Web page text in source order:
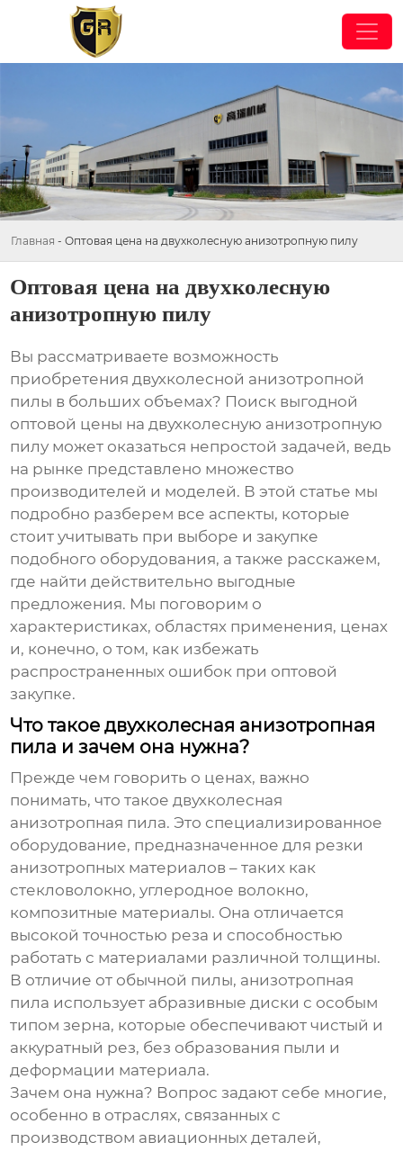
Главная - Оптовая цена на двухколесную анизотропную пилу
Оптовая цена на двухколесную
анизотропную пилу
Вы рассматриваете возможность
приобретениядвухколесной анизотропной
пилы в больших объемах? Поиск выгодной
оптовой цены на двухколесную анизотропную
пилу может оказаться непростой задачей, ведь
на рынке представлено множество
производителей и моделей. В этой статье мы
подробно разберем все аспекты, которые
стоит учитывать при выборе и закупке
подобного оборудования, а также расскажем,
где найти действительно выгодные
предложения. Мы поговорим о
характеристиках, областях применения, ценах
и, конечно, о том, как избежать
распространенных ошибок при оптовой
закупке.
Что такое двухколесная анизотропная
пила и зачем она нужна?
Прежде чем говорить о ценах, важно
понимать, что такоедвухколесная
анизотропная пила. Это специализированное
оборудование, предназначенное для резки
анизотропных материалов – таких как
стекловолокно, углеродное волокно,
композитные материалы. Она отличается
высокой точностью реза и способностью
работать с материалами различной толщины.
В отличие от обычной пилы, анизотропная
пила использует абразивные диски с особым
типом зерна, которые обеспечивают чистый и
аккуратный рез, без образования пыли и
деформации материала.
Зачем она нужна? Вопрос задают себе многие,
особенно в отраслях, связанных с
производством авиационных деталей,